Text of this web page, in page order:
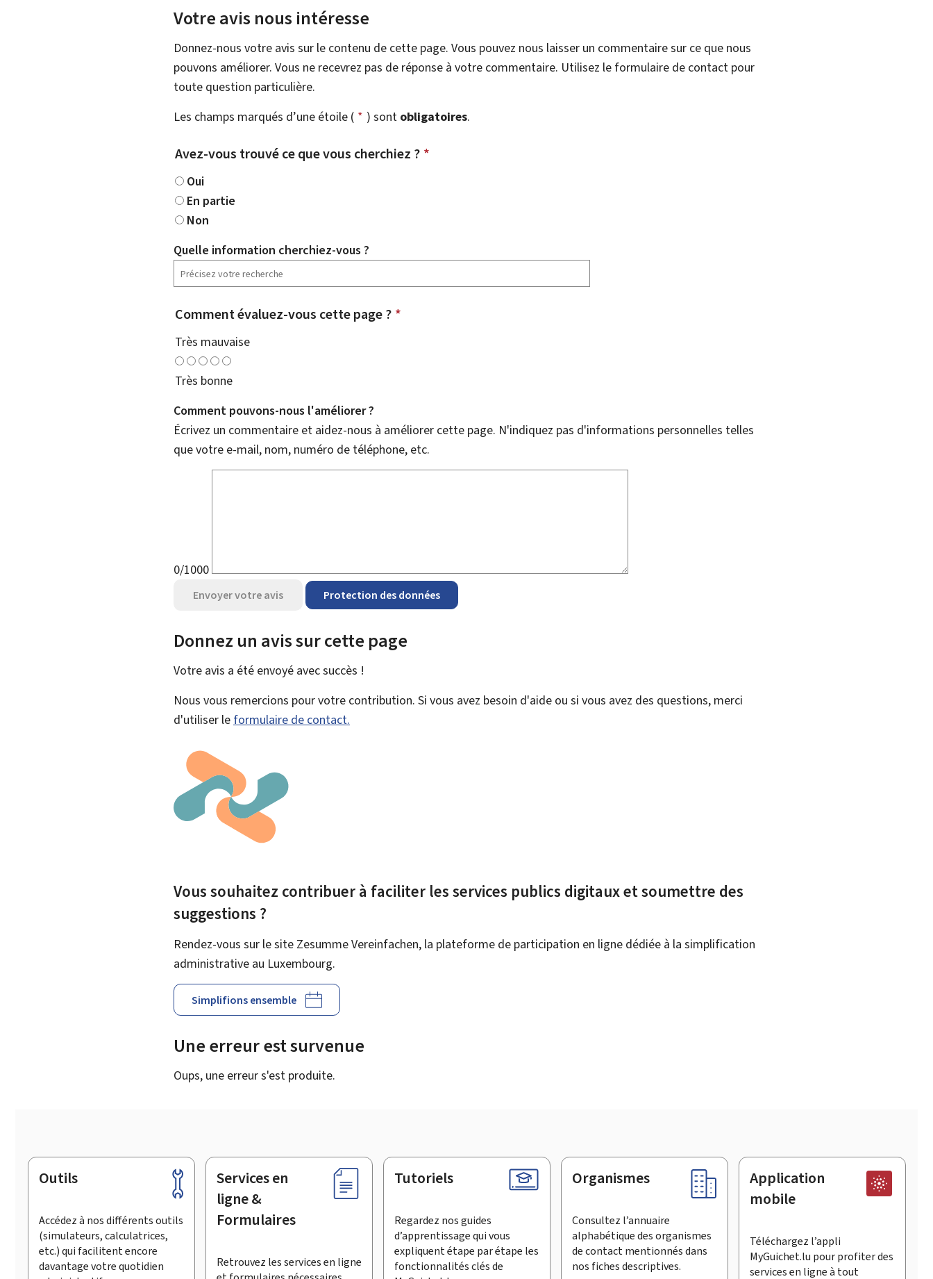
Votre avis nous intéresse
Donnez-nous votre avis sur le contenu de cette page. Vous pouvez nous laisser un commentaire sur ce que nous
pouvons améliorer. Vous ne recevrez pas de réponse à votre commentaire. Utilisez le formulaire de contact pour
toute question particulière.
Les champs marqués d’une étoile ( * ) sont obligatoires.
Avez-vous trouvé ce que vous cherchiez ? *
Oui
En partie
Non
Quelle information cherchiez-vous ?
Comment évaluez-vous cette page ? *
Très mauvaise
Très bonne
Comment pouvons-nous l'améliorer ?
Écrivez un commentaire et aidez-nous à améliorer cette page. N'indiquez pas d'informations personnelles telles
que votre e-mail, nom, numéro de téléphone, etc.
0/1000
Envoyer votre avis Protection des données
Donnez un avis sur cette page
Votre avis a été envoyé avecsuccès !
Nous vous remercions pour votre contribution. Si vous avez besoin d'aide ou si vous avez des questions, merci
d'utiliser le formulaire de contact.
Vous souhaitez contribuer à faciliter les services publics digitaux et soumettre des
suggestions ?
Rendez-vous sur le site Zesumme Vereinfachen, la plateforme de participation en ligne dédiée à la simplification
administrative au Luxembourg.
Simplifions ensemble
Une erreur est survenue
Oups, une erreur s'est produite.
Pied
page
Outils
Accédez à nos différents outils
(simulateurs, calculatrices,
etc.) qui facilitent encore
davantage votre quotidien
Services en
ligne &
Formulaires
Retrouvez les services en ligne
Tutoriels
Regardez nos guides
d’apprentissage qui vous
expliquent étape par étape les
fonctionnalités clés de
Organismes
Consultez l’annuaire
alphabétique des organismes
de contact mentionnés dans
nos fiches descriptives.
Application
mobile
Téléchargez l’appli
MyGuichet.lu pour profiter des
services en ligne à tout